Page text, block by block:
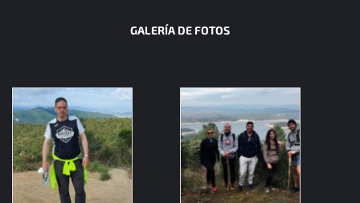
GALERÍA DE FOTOS